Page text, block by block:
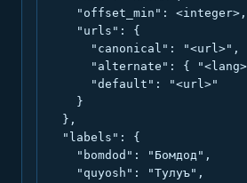
    "offset_min": <integer>,
    "urls": {
      "canonical": "<url>",
"alternate": {
      "default": "<url>"
    }
  },
  "labels": {
    "bomdod": "Бомдод",
    "quyosh": "Тулуъ",